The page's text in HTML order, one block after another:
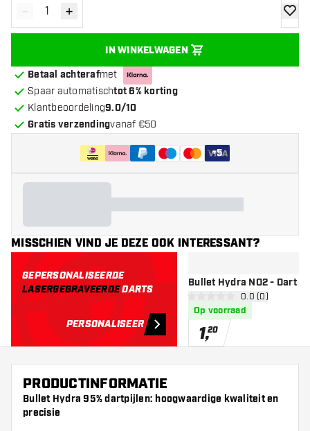
Verminder hoeveelheid
- Verhoog hoeveelheid
+
IN WINKELWAGEN
Betaal achterafmet
Spaar automatischtot 6% korting
Klantbeoordeling9.0/10
Gratis verzendingvanaf €50
+5
MISSCHIEN VIND JE DEZE OOK INTERESSANT?
GEPERSONALISEERDE
LASERGEGRAVEERDEDARTS
PERSONALISEER
Bullet Hydra NO2 - Dart
open reviews
0 score sterren0.0 (0)
Op voorraad
1,20
PRODUCTINFORMATIE
Bullet Hydra 95% dartpijlen: hoogwaardige kwaliteit en
precisie